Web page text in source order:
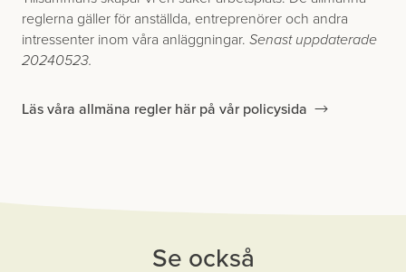
reglerna gäller för anställda, entreprenörer och andra
intressenter inom våra anläggningar. Senast uppdaterade
20240523.
Läs våra allmäna regler här på vår policysida
Se också